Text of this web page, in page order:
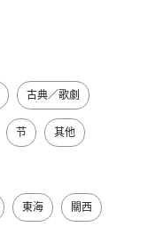
古典／歌劇
节 其他
東海 關西